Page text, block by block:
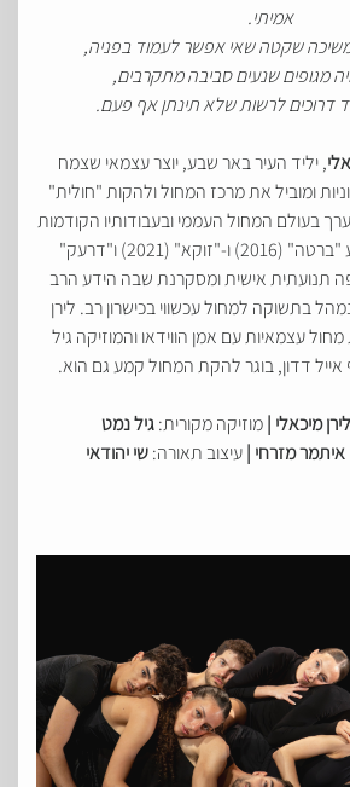
אמיתי.
שקטה שאי אפשר לעמוד בפניה,
מגופים שנעים סביבה מתקרבים,
דרוכים לרשות שלא תינתן אף פעם.
, יליד העיר באר שבע, יוצר עצמאי שצמח
ומוביל את מרכז המחול ולהקות "חולית"
בעולם המחול העממי ובעבודותיו הקודמות
ללהקת המחול קמע "ברטה" (2016) ו-"זוקא" (2021) ו"דרעק"
שפה תנועתית אישית ומסקרנת שבה הידע הרב
בתשוקה למחול עכשווי בכישרון רב. לירן
עצמאיות עם אמן הווידאו והמוזיקה גיל
אייל דדון, בוגר להקת המחול קמע גם הוא.
לירן מיכאלי |מוזיקה מקורית:גיל נמט
איתמר מזרחי |עיצוב תאורה:שי יהודאי